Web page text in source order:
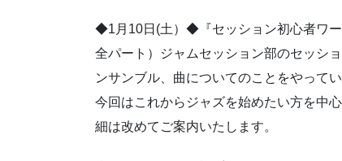
◆1月10日(土）◆『セッション初心者ワ
全パート）ジャムセッション部のセッシ
ンサンブル、曲についてのことをやってい
今回はこれからジャズを始めたい方を中
細は改めてご案内いたします。